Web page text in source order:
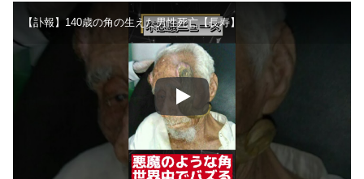
【訃報】140歳の角の生えた男性死亡【長寿】